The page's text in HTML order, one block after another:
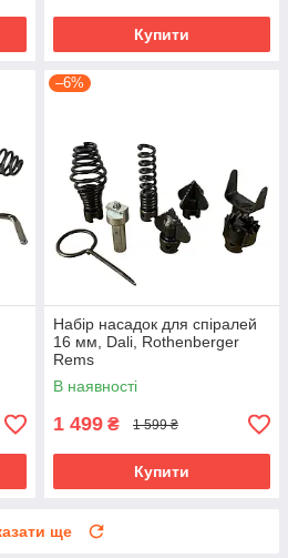
Купити
–6%
Набір насадок для спіралей
16 мм, Dali, Rothenberger
Rems
В наявності
1 499 ₴ 1 599 ₴
Купити
ще